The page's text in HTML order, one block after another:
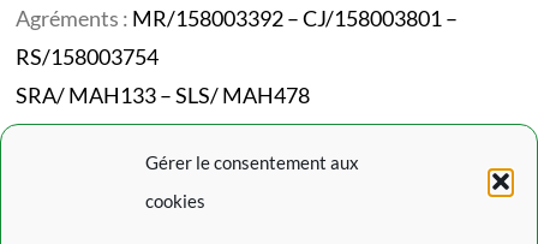
Gérer le consentement aux
cookies
Agréments : MR/158003392 – CJ/158003801 –
RS/158003754
SRA/ MAH133 – SLS/ MAH478
Codes NACE :87101/87301/87302/87202